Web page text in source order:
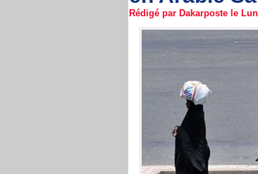
Rédigé par Dakarposte le